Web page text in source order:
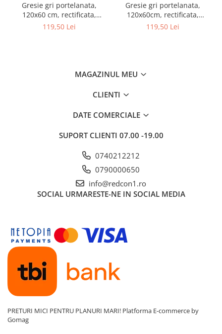
Gresie gri portelanata,
120x60 cm, rectificata,
Colectie LUX-ARCTIC - 6493-
119,50 Lei
Gresie gri portelanata,
120x60cm, rectificata,
nuanta inschisa, Colectie
119,50 Lei
MAGAZINUL MEU
CLIENTI
DATE COMERCIALE
SUPORT CLIENTI 07.00 -19.00
0740212212
0790000650
info@redcon1.ro
SOCIAL URMARESTE-NE IN SOCIAL MEDIA
PRETURI MICI PENTRU PLANURI MARI! Platforma E-commerce by
Gomag